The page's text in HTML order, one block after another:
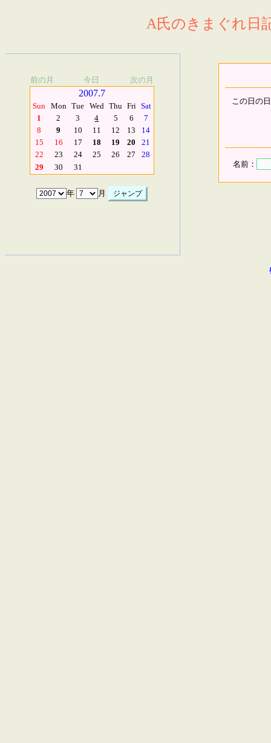
A氏のきまぐれ日
前の月 今日 次の月
2007.7
Sun Mon Tue Wed Thu Fri Sat
1
2 3 4 5 6
7
8
9 10 11 12 13
14
15
16 17 18 19 20
21
22
23 24 25 26 27
28
29
30 31
年 月
この日の
名前：